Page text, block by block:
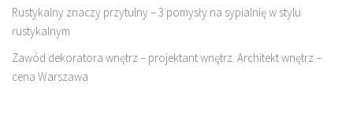
Rustykalny znaczy przytulny – 3 pomysły na sypialnię w stylu
rustykalnym
Zawód dekoratora wnętrz – projektant wnętrz. Architekt wnętrz –
cena Warszawa